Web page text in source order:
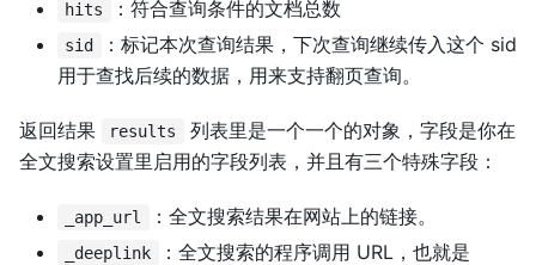
hits ：符合查询条件的文档总数
sid
：标记本次查询结果，下次查询继续传入这个 sid
用于查找后续的数据，用来支持翻页查询。
返回结果 results
列表里是一个一个的对象，字段是你在
全文搜索设置里启用的字段列表，并且有三个特殊字段：
_app_url ：全文搜索结果在网站上的链接。
_deeplink
：全文搜索的程序调用 URL，也就是